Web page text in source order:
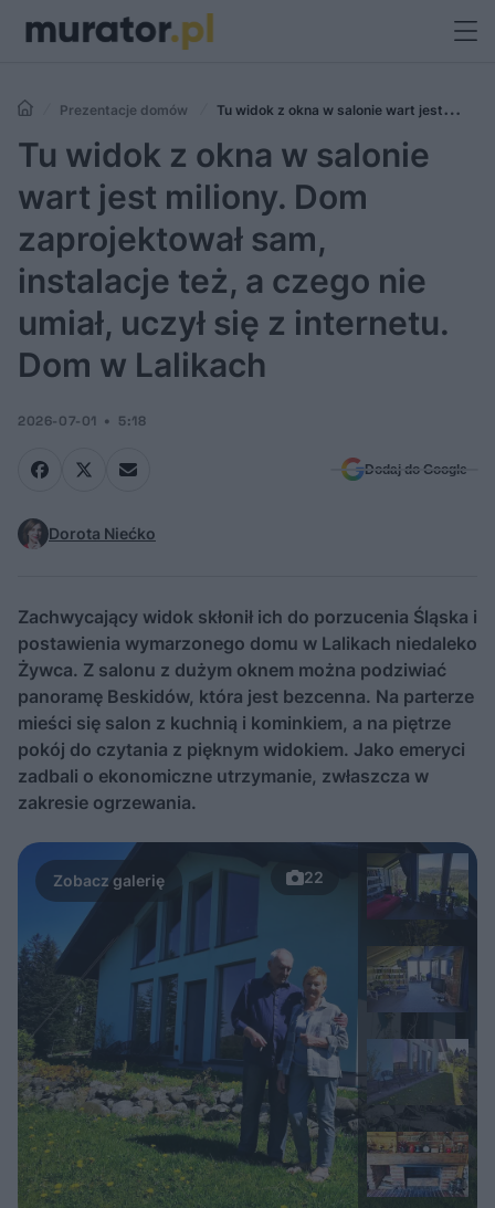
Prezentacje domów
Tu widok z okna w salonie wart jest
miliony. Dom zaprojektował sam, instalacje też, a czego nie umiał,
uczył się z internetu. Dom w Lalikach
Tu widok z okna w salonie
wart jest miliony. Dom
zaprojektował sam,
instalacje też, a czego nie
umiał, uczył się z internetu.
Dom w Lalikach
2026-07-01 5:18
Dodaj do Google
Dorota Niećko
Zachwycający widok skłonił ich do porzucenia Śląska i
postawienia wymarzonego domu w Lalikach niedaleko
Żywca. Z salonu z dużym oknem można podziwiać
panoramę Beskidów, która jest bezcenna. Na parterze
mieści się salon z kuchnią i kominkiem, a na piętrze
pokój do czytania z pięknym widokiem. Jako emeryci
zadbali o ekonomiczne utrzymanie, zwłaszcza w
zakresie ogrzewania.
22